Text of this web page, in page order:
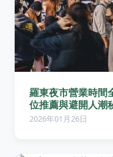
羅東夜市營業時間
位推薦與避開人潮
2026年01月26日